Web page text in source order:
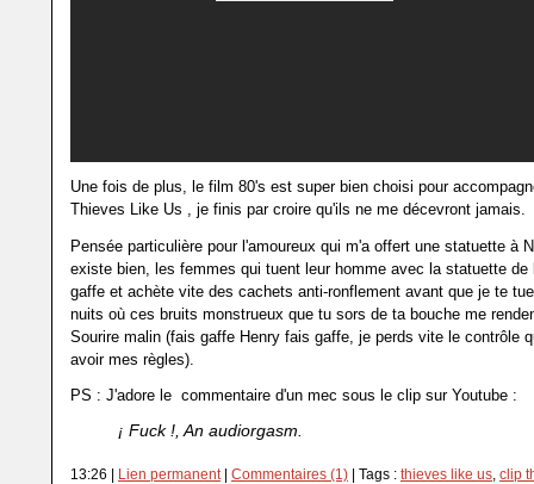
Une fois de plus, le film 80's est super bien choisi pour
Thieves Like Us , je finis par croire qu'ils ne me décevront jamais.
Pensée particulière pour l'amoureux qui m'a offert une statuette à
existe bien, les femmes qui tuent leur homme avec la statuette de
gaffe et achète vite des cachets anti-ronflement avant que je te
nuits où ces bruits monstrueux que tu sors de ta bouche me
Sourire malin (fais gaffe Henry fais gaffe, je perds vite le contrôle
avoir mes règles).
PS : J'adore le commentaire d'un mec sous le clip sur Youtube :
¡ Fuck !, An audiorgasm.
13:26 | Lien permanent| Commentaires (1) | Tags : thieves like us, clip